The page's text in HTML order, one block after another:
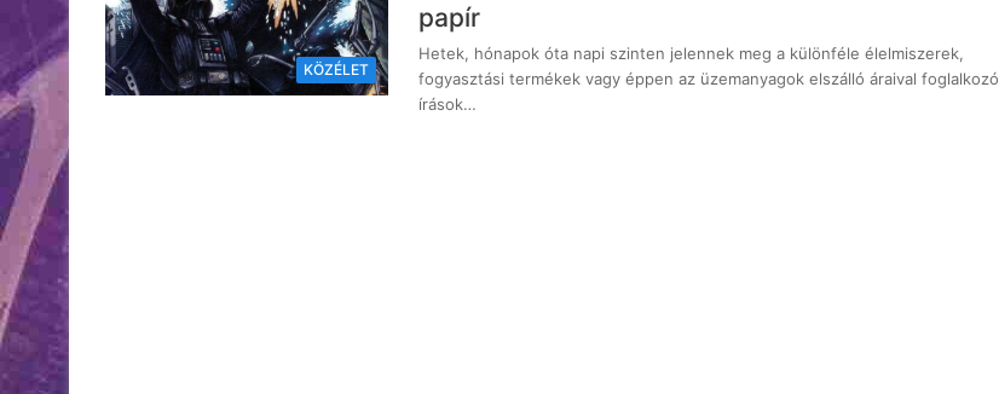
KÖZÉLET
papír
Hetek, hónapok óta napi szinten jelennek meg a különféle élelmiszerek,
fogyasztási termékek vagy éppen az üzemanyagok elszálló áraival foglalkozó
írások…